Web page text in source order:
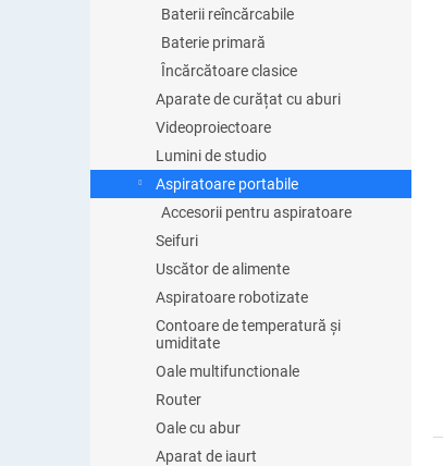
Baterii reîncărcabile
Baterie primară
Încărcătoare clasice
Aparate de curățat cu aburi
Videoproiectoare
Lumini de studio
Aspiratoare portabile
Accesorii pentru aspiratoare
Seifuri
Uscător de alimente
Aspiratoare robotizate
Contoare de temperatură și
umiditate
Oale multifunctionale
Router
Oale cu abur
Aparat de iaurt